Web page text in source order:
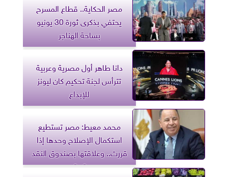
مصر الحكاية.. قطاع المسرح
يحتفي بذكرى ثورة 30 يونيو
بساحة الهناجر
دانا طاهر أول مصرية وعربية
تترأس لجنة تحكيم كان ليونز
للإبداع
محمد معيط: مصر تستطيع
استكمال الإصلاح وحدها إذا
قررت.. وعلاقتها بصندوق النقد
ستستمر